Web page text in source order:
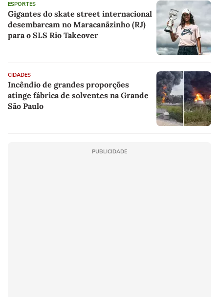
ESPORTES
Gigantes do skate street internacional
desembarcam no Maracanãzinho (RJ)
para o SLS Rio Takeover
CIDADES
Incêndio de grandes proporções
atinge fábrica de solventes na Grande
São Paulo
PUBLICIDADE